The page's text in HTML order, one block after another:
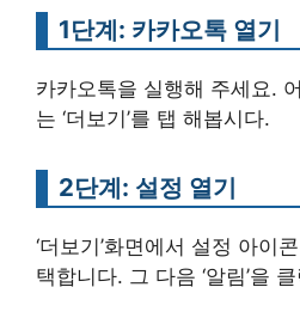
1단계: 카카오톡 열기
카카오톡을 실행해 주세요.
는 ‘더보기’를 탭 해봅시다.
2단계: 설정 열기
‘더보기’화면에서 설정 아이
택합니다. 그 다음 ‘알림’을